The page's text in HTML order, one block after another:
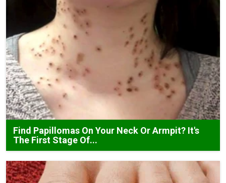
Find Papillomas On Your Neck Or Armpit? It's
The First Stage Of...